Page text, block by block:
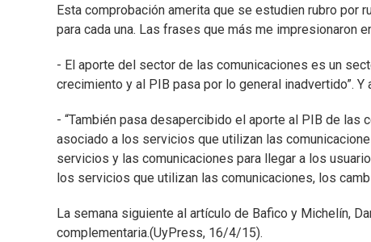
Esta comprobación amerita que se estudien rubro
para cada una. Las frases que más me impresionaron
- El aporte del sector de las comunicaciones es un
crecimiento y al PIB pasa por lo general inadvertido”. Y
- “También pasa desapercibido el aporte al PIB de
asociado a los servicios que utilizan las
servicios y las comunicaciones para llegar a los
los servicios que utilizan las comunicaciones, los
La semana siguiente al artículo de Bafico y Michelín,
complementaria.(UyPress, 16/4/15).